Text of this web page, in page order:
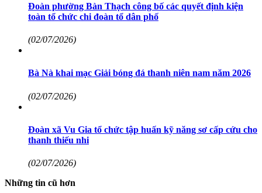
Đoàn phường Bàn Thạch công bố các quyết định kiện
toàn tổ chức chi đoàn tổ dân phố
(02/07/2026)
Bà Nà khai mạc Giải bóng đá thanh niên nam năm 2026
(02/07/2026)
Đoàn xã Vu Gia tổ chức tập huấn kỹ năng sơ cấp cứu cho
thanh thiếu nhi
(02/07/2026)
Những tin cũ hơn